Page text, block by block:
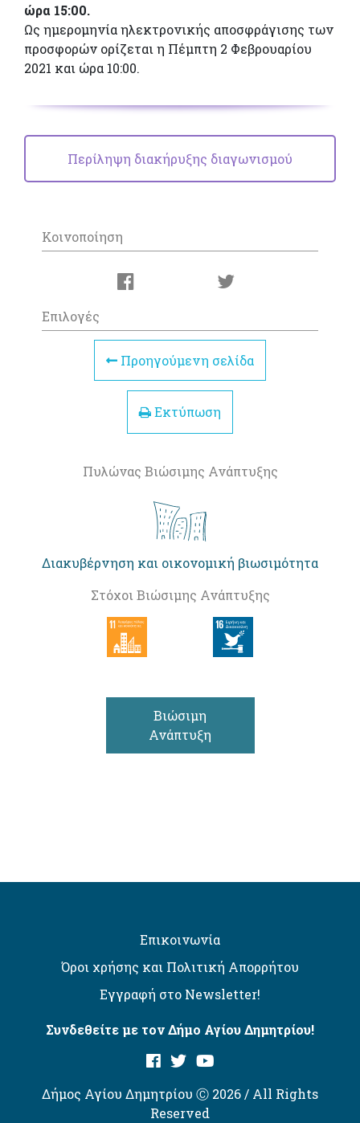
ώρα 15:00.
Ως ημερομηνία ηλεκτρονικής αποσφράγισης των
προσφορών ορίζεται η Πέμπτη 2 Φεβρουαρίου
2021 και ώρα 10:00.
Περίληψη διακήρυξης διαγωνισμού
Κοινοποίηση
Επιλογές
Προηγούμενη σελίδα
Εκτύπωση
Πυλώνας Βιώσιμης Ανάπτυξης
Διακυβέρνηση και οικονομική βιωσιμότητα
Στόχοι Βιώσιμης Ανάπτυξης
Βιώσιμη
Ανάπτυξη
Επικοινωνία
Όροι χρήσης και Πολιτική Απορρήτου
Εγγραφή στο Newsletter!
Συνδεθείτε με τον Δήμο Αγίου Δημητρίου!
Δήμος Αγίου Δημητρίου Ⓒ 2026 / All Rights
Reserved